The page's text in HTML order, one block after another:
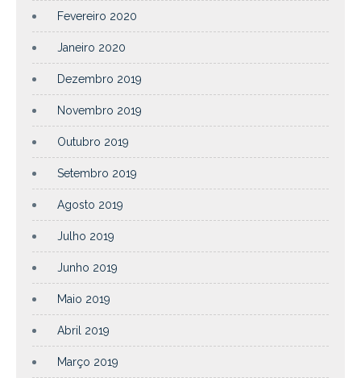
Fevereiro 2020
Janeiro 2020
Dezembro 2019
Novembro 2019
Outubro 2019
Setembro 2019
Agosto 2019
Julho 2019
Junho 2019
Maio 2019
Abril 2019
Março 2019